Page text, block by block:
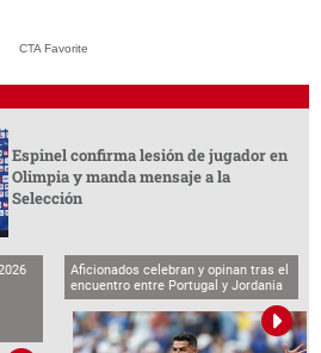
CTA Favorite
Espinel confirma lesión de jugador en
Olimpia y manda mensaje a la
Selección
Aficionados celebran y opinan tras el
encuentro entre Portugal y Jordania